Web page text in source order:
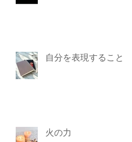
自分を表現すること
火の力